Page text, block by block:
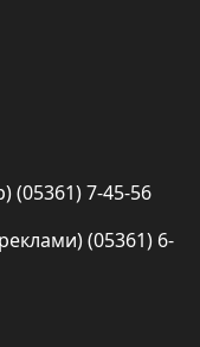
(05361) 7-45-56
(05361) 6-